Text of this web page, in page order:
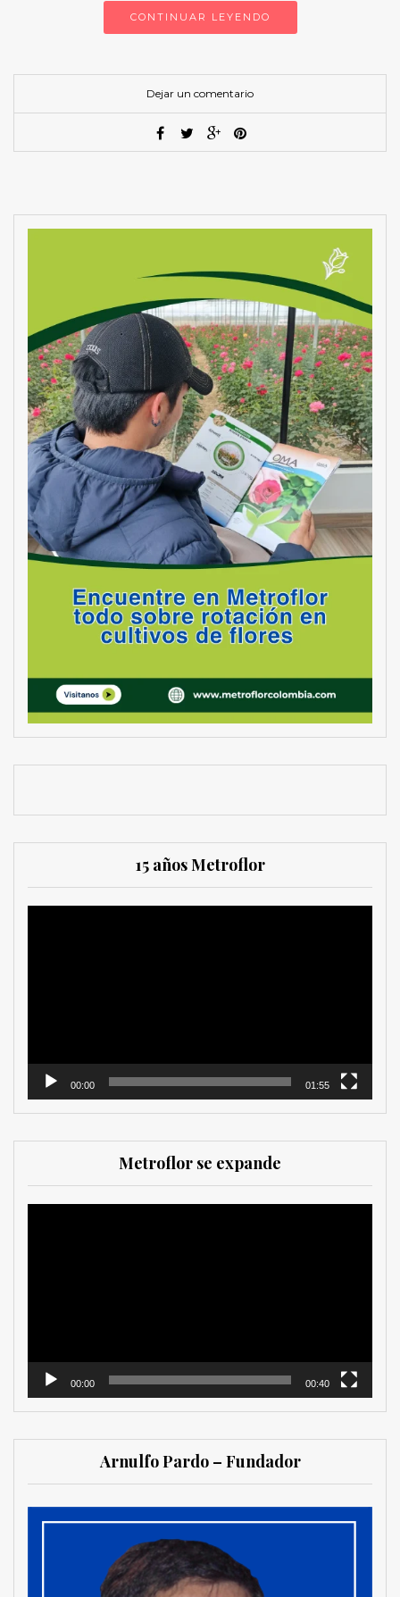
CONTINUAR LEYENDO
Dejar un comentario
15 años Metroflor
00:00 01:55
Metroflor se expande
00:00 00:40
Arnulfo Pardo – Fundador